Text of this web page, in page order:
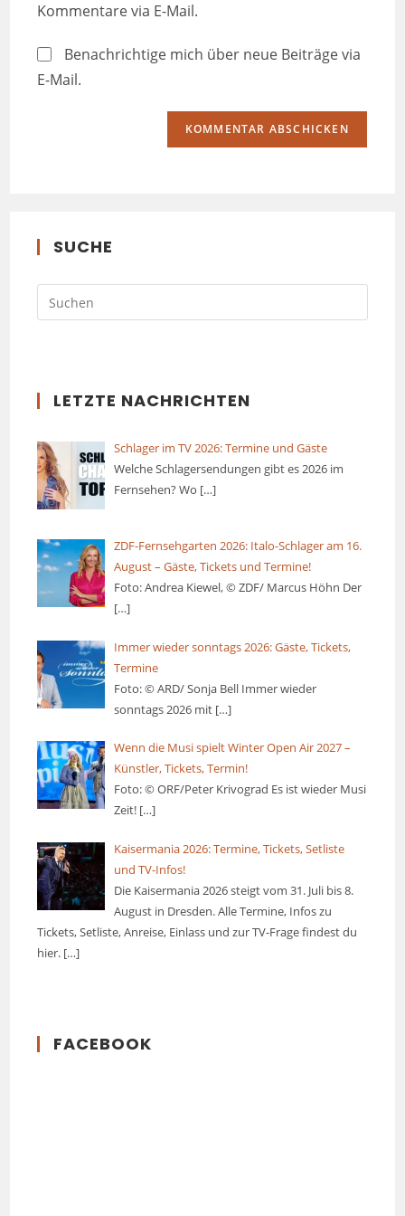
Kommentare via E-Mail.
Benachrichtige mich über neue Beiträge via
E-Mail.
SUCHE
LETZTE NACHRICHTEN
Schlager im TV 2026: Termine und Gäste
Welche Schlagersendungen gibt es 2026 im
Fernsehen? Wo […]
ZDF-Fernsehgarten 2026: Italo-Schlager am 16.
August – Gäste, Tickets und Termine!
Foto: Andrea Kiewel, © ZDF/ Marcus Höhn Der
[…]
Immer wieder sonntags 2026: Gäste, Tickets,
Termine
Foto: © ARD/ Sonja Bell Immer wieder
sonntags 2026 mit […]
Wenn die Musi spielt Winter Open Air 2027 –
Künstler, Tickets, Termin!
Foto: © ORF/Peter Krivograd Es ist wieder Musi
Zeit! […]
Kaisermania 2026: Termine, Tickets, Setliste
und TV-Infos!
Die Kaisermania 2026 steigt vom 31. Juli bis 8.
August in Dresden. Alle Termine, Infos zu
Tickets, Setliste, Anreise, Einlass und zur TV-Frage findest du
hier. […]
FACEBOOK